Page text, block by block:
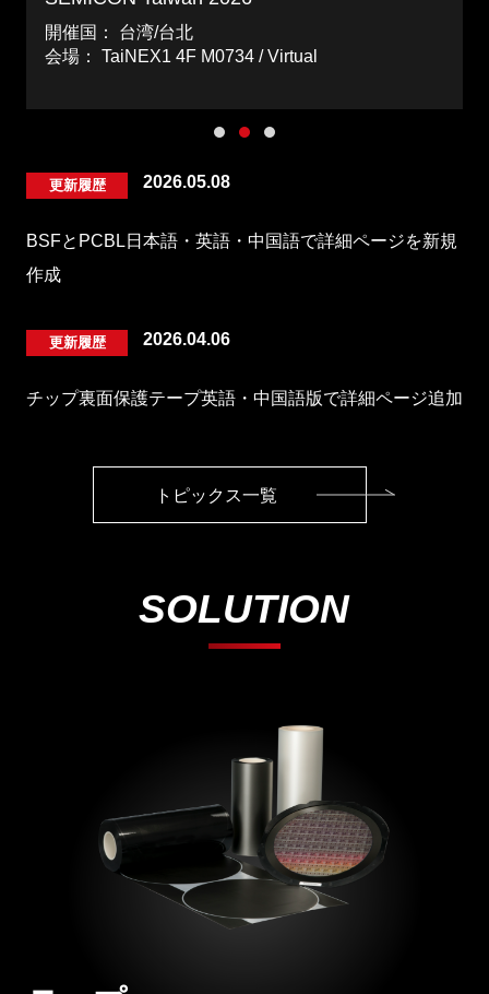
開催国：
台湾/台北
会場：
TaiNEX1 4F M0734 / Virtual
更新履歴 2026.05.08
BSFとPCBL日本語・英語・中国語で詳細ページを新規
作成
更新履歴 2026.04.06
チップ裏面保護テープ英語・中国語版で詳細ページ追加
トピックス一覧
SOLUTION